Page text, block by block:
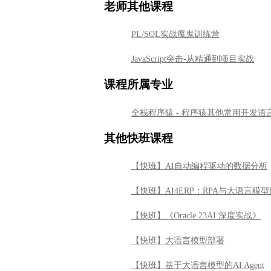
老师其他课程
PL/SQL实战魔鬼训练营
JavaScript突击-从精通到项目实战
课程所属专业
全栈程序猿 - 程序猿其他常用开发语
其他快班课程
【快班】AI自动编程驱动的数据分析
【快班】AI4ERP：RPA与大语言模型
【快班】《Oracle 23AI 深度实战》
【快班】大语言模型部署
【快班】基于大语言模型的AI Agent